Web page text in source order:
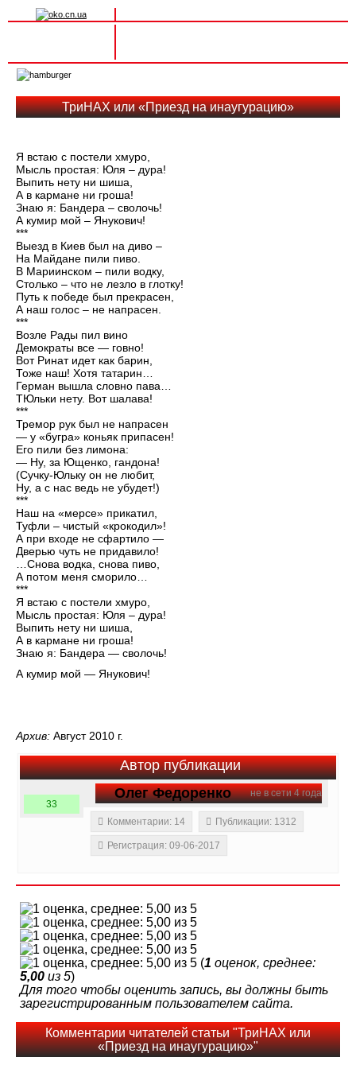
navigation
ТриНАХ или «Приезд на инаугурацию»
Я встаю с постели хмуро,
Мысль простая: Юля – дура!
Выпить нету ни шиша,
А в кармане ни гроша!
Знаю я: Бандера – сволочь!
А кумир мой – Янукович!
***
Выезд в Киев был на диво –
На Майдане пили пиво.
В Мариинском – пили водку,
Столько – что не лезло в глотку!
Путь к победе был прекрасен,
А наш голос – не напрасен.
***
Возле Рады пил вино
Демократы все — говно!
Вот Ринат идет как барин,
Тоже наш! Хотя татарин…
Герман вышла словно пава…
ТЮльки нету. Вот шалава!
***
Тремор рук был не напрасен
— у «бугра» коньяк припасен!
Его пили без лимона:
— Ну, за Ющенко, гандона!
(Сучку-Юльку он не любит,
Ну, а с нас ведь не убудет!)
***
Наш на «мерсе» прикатил,
Туфли – чистый «крокодил»!
А при входе не сфартило —
Дверью чуть не придавило!
…Снова водка, снова пиво,
А потом меня сморило…
***
Я встаю с постели хмуро,
Мысль простая: Юля – дура!
Выпить нету ни шиша,
А в кармане ни гроша!
Знаю я: Бандера — сволочь!
А кумир мой — Янукович!
Архив: Август 2010 г.
Автор публикации
не в сети 4 года
Олег Федоренко
33
Комментарии: 14
Публикации: 1312
Регистрация: 09-06-2017
(1 оценок, среднее:
5,00 из 5)
Для того чтобы оценить запись, вы должны быть
зарегистрированным пользователем сайта.
Комментарии читателей статьи "ТриНАХ или
«Приезд на инаугурацию»"